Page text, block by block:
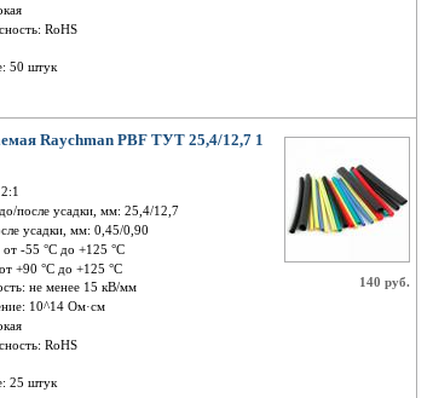
RoHS
50 штук
140 руб.
Raychman PBF ТУТ 25,4/12,7 1
после усадки, мм: 25,4/12,7
усадки, мм: 0,45/0,90
-55 °C до +125 °C
+90 °С до +125 °С
не менее 15 кВ/мм
10^14 Ом·см
RoHS
25 штук